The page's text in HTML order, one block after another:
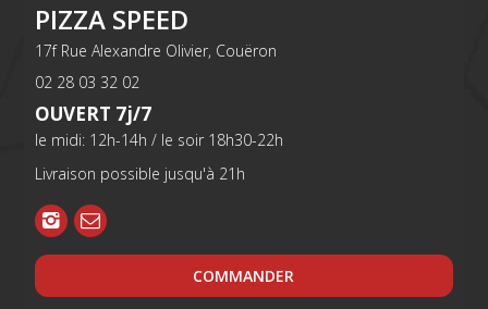
PIZZA SPEED
17f Rue Alexandre Olivier, Couëron
02 28 03 32 02
OUVERT 7j/7
le midi: 12h-14h / le soir 18h30-22h
Livraison possible jusqu'à 21h
COMMANDER